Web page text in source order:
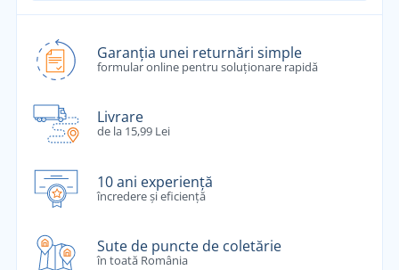
Garanția unei returnări simple
formular online pentru soluționare rapidă
Livrare
de la 15,99 Lei
10 ani experiență
încredere și eficiență
Sute de puncte de coletărie
în toată România